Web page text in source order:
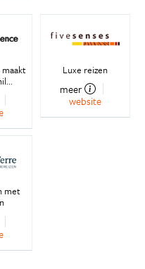
maakt
Luxe reizen
meer
website
met